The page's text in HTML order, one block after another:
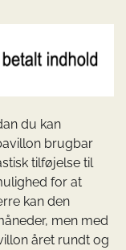
du kan
brugbar
tilføjelse til
for at
kan den
men med
året rundt og